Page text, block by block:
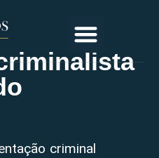
criminal